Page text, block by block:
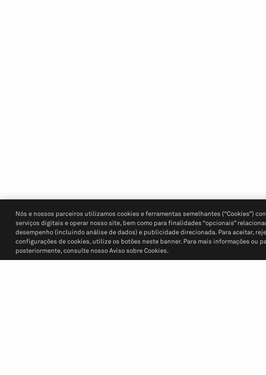
Nós e nossos parceiros utilizamos cookies e ferramentas semelhantes (“Cookies”)
serviços digitais e operar nosso site, bem como para finalidades “opcionais”
desempenho (incluindo análise de dados) e publicidade direcionada. Para aceitar,
configurações de cookies, utilize os botões neste banner. Para mais informações ou
posteriormente, consulte nosso Aviso sobre Cookies.